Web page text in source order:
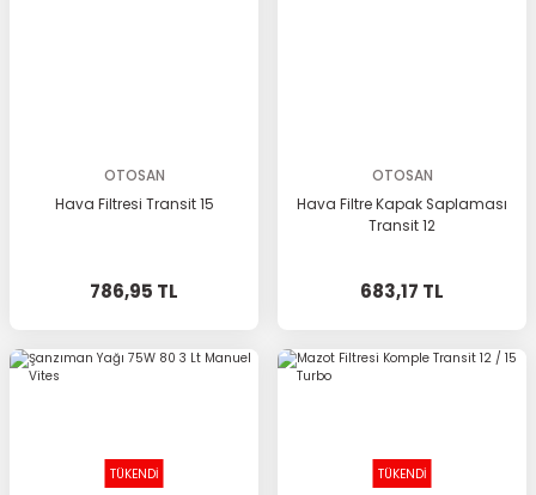
OTOSAN
Hava Filtresi Transit 15
786,95 TL
OTOSAN
Hava Filtre Kapak Saplaması
Transit 12
683,17 TL
TÜKENDİ TÜKENDİ